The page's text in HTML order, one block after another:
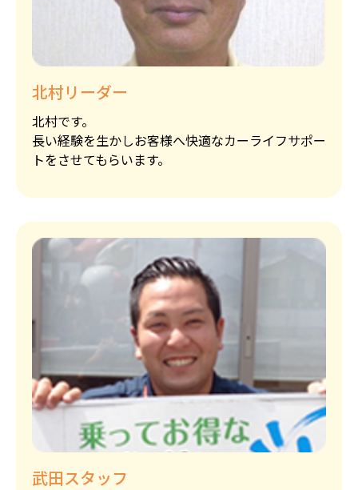
北村リーダー
北村です。
長い経験を生かしお客様へ快適なカーライフサポー
トをさせてもらいます。
武田スタッフ